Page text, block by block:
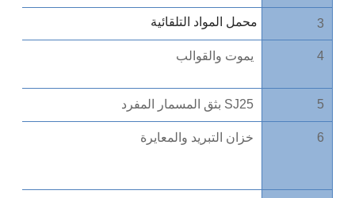
3 محمل المواد التلقائية
4 يموت والقوالب
5 SJ25 بثق المسمار المفرد
6 خزان التبريد والمعايرة